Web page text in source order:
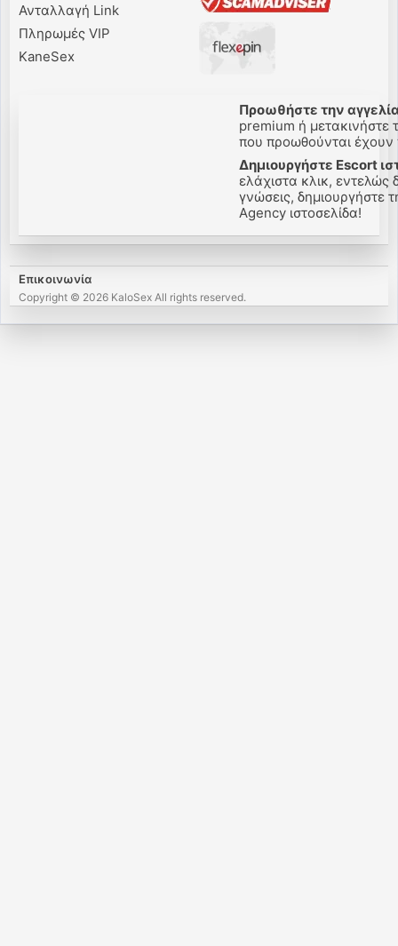
Ανταλλαγή Link
Πληρωμές VIP
KaneSex
Προωθήστε την
premium ή μετακινήστε
που προωθούνται έχουν
Δημιουργήστε Escort
ελάχιστα κλικ, εντελώς
γνώσεις, δημιουργήστε
Agency ιστοσελίδα!
Επικοινωνία
Copyright © 2026 KaloSex All rights reserved.